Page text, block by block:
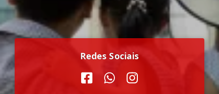
Redes Sociais